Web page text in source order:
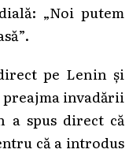
„Noi putem
pe Lenin și
invadării
a spus direct că
că a introdus